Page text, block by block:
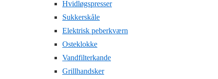
Hvidløgspresser
Sukkerskåle
Elektrisk peberkværn
Osteklokke
Vandfilterkande
Grillhandsker